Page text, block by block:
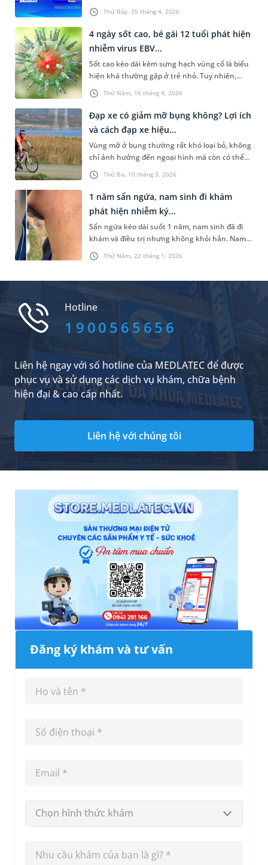
Thứ Bảy, 25 tháng 4, 2026
đề “Cập nhật chẩn đoán và phân loại giai đoạn
ung thư biểu mô tế bào gan”. Chương trình có
sự tham gia của ThS.BSNT Lưu Tuấn Thành -,
Phó Giám đốc Trung tâm Tiêu hóa, Hệ thống Y
tế MEDLATEC.
Thứ Năm, 16 tháng 4, 2026
4 ngày sốt cao, bé gái 12 tuổi phát hiện
nhiễm virus EBV...
Sốt cao kéo dài kèm sưng hạch vùng cổ là biểu
hiện khá thường gặp ở trẻ nhỏ. Tuy nhiên,
trong một số trường hợp, đây có thể là dấu
hiệu cảnh báo bệnh lý nhiễm trùng tiềm ẩn với
nguy cơ biến chứng nặng. Trường hợp bé gái
12 tuổi dưới đây là minh chứng điển hình khi
được chẩn đoán nhiễm EBV kèm viêm gan cấp
và giảm tiểu cầu.
Thứ Ba, 10 tháng 3, 2026
Đạp xe có giảm mỡ bụng không? Lợi ích
và cách đạp xe hiệu...
Vùng mỡ ở bụng thường rất khó loại bỏ, không
chỉ ảnh hưởng đến ngoại hình mà còn có thể
liên quan đến nhiều vấn đề sức khỏe. Đạp xe là
một trong những hình thức vận động đơn giản,
được nhiều người lựa chọn vì dễ tiếp cận và dễ
thực hiện. Vậy đạp xe có giảm mỡ bụng không?
Những chia sẻ dưới đây sẽ giúp bạn hiểu rõ vấn
đề hơn.
Thứ Năm, 22 tháng 1, 2026
1 năm sẩn ngứa, nam sinh đi khám
phát hiện nhiễm ký...
Sẩn ngứa kéo dài suốt 1 năm, nam sinh đã đi
khám và điều trị nhưng không khỏi hẳn. Nam
sinh may mắn chấm dứt các tình trạng ngứa
ngáy, khó chịu này khi đến khám tại Phòng
Hotline
1900565656
Liên hệ ngay với số hotline của MEDLATEC để được
phục vụ và sử dụng các dịch vụ khám, chữa bệnh
hiện đại & cao cấp nhất.
Liên hệ với chúng tôi
Đăng ký khám và tư vấn
Chọn hình thức khám